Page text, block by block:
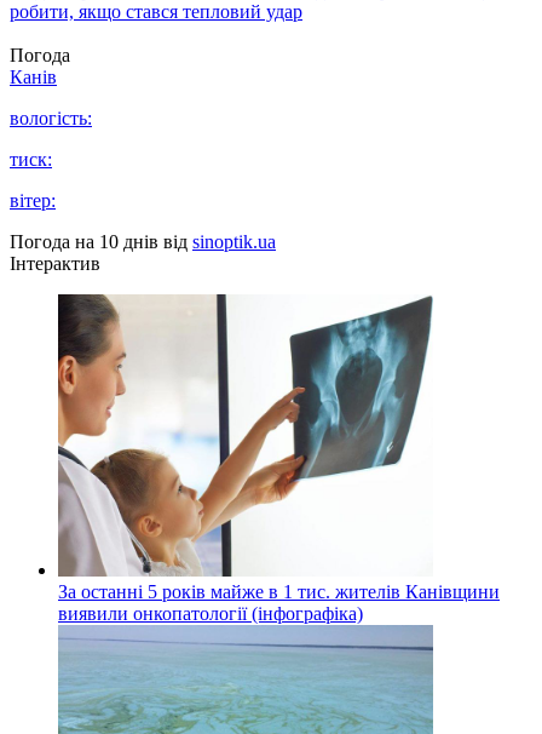
робити, якщо стався тепловий удар
Погода
Канів
вологість:
тиск:
вітер:
Погода на 10 днів від sinoptik.ua
Інтерактив
За останні 5 років майже в 1 тис. жителів Канівщини
виявили онкопатології (інфографіка)